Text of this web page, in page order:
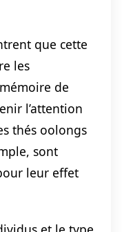
que cette
les
de
l’attention
thés oolongs
sont
leur effet